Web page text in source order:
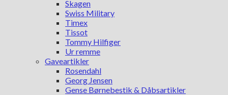
Skagen
Swiss Military
Timex
Tissot
Tommy Hilfiger
Ur remme
Gaveartikler
Rosendahl
Georg Jensen
Gense Børnebestik & Dåbsartikler